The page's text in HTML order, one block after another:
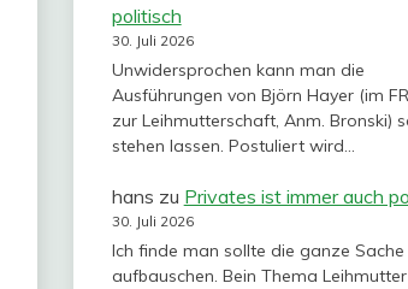
politisch
30. Juli 2026
Unwidersprochen kann man die
Ausführungen von Björn Hayer (im
zur Leihmutterschaft, Anm. Bronski)
stehen lassen. Postuliert wird…
hans zu Privates ist immer auch
30. Juli 2026
Ich finde man sollte die ganze Sache
aufbauschen. Bein Thema